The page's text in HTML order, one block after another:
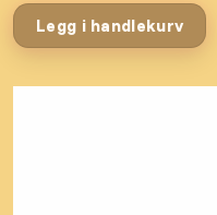
Legg i handlekurv